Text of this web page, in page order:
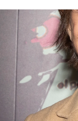
Mariam
Publicado: